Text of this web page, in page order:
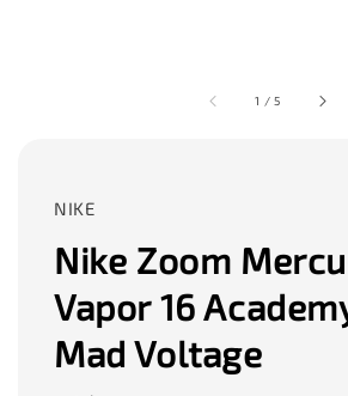
1 /5
NIKE
Nike Zoom
Vapor 16
Mad Voltage